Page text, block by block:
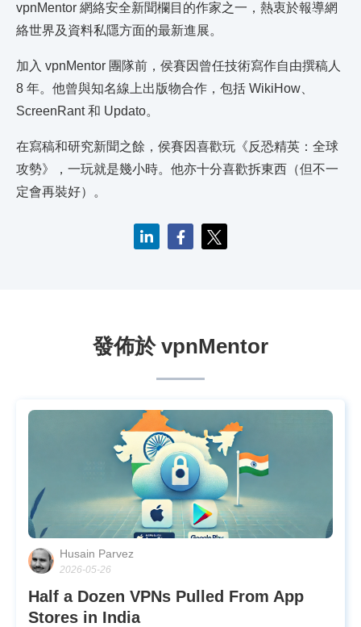
vpnMentor 網絡安全新聞欄目的作家之一，熱衷於報導網
絡世界及資料私隱方面的最新進展。
加入 vpnMentor 團隊前，侯賽因曾任技術寫作自由撰稿人
8 年。他曾與知名線上出版物合作，包括 WikiHow、
ScreenRant 和 Updato。
在寫稿和研究新聞之餘，侯賽因喜歡玩《反恐精英：全球
攻勢》，一玩就是幾小時。他亦十分喜歡拆東西（但不一
定會再裝好）。
發佈於 vpnMentor
Husain Parvez
2026-05-26
Half a Dozen VPNs Pulled From App
Stores in India